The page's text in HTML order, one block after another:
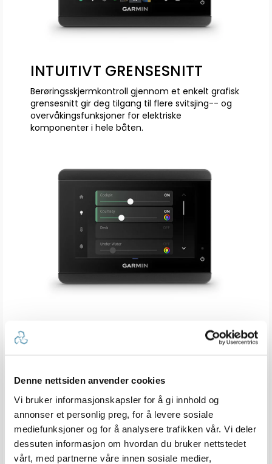
Denne nettsiden anvender cookies
Vi bruker informasjonskapsler for å gi innhold og
annonser et personlig preg, for å levere sosiale
mediefunksjoner og for å analysere trafikken vår. Vi deler
dessuten informasjon om hvordan du bruker nettstedet
vårt, med partnerne våre innen sosiale medier,
INTUITIVT GRENSESNITT
Berøringsskjermkontroll gjennom et enkelt grafisk
grensesnitt gir deg tilgang til flere svitsjing-- og
overvåkingsfunksjoner for elektriske
komponenter i hele båten.
MONTERINGSALTERNATIVER
minimalt miljøavtrykk og mulighet for flat eller
praktisk talt alle steder om bord der ekstra
systemtilgang er nødvendig.